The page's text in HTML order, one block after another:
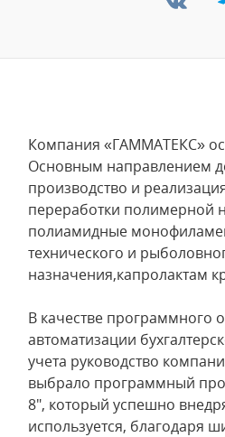
Компания «ГАММАТЕКС»
Основным направлением
производство и
переработки полимерной
полиамидные
технического и
назначения,капролактам
В качестве программного
автоматизации
учета руководство
выбрало программный
8", который успешно
используется, благодаря